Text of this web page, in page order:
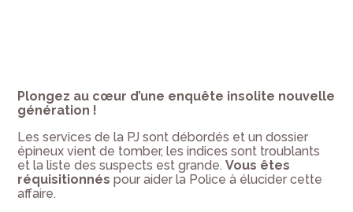
Plongez au cœur d’une enquête insolite nouvelle
génération !
Les services de la PJ sont débordés et un dossier
épineux vient de tomber, les indices sont troublants
et la liste des suspects est grande.Vous êtes
réquisitionnéspour aider la Police à élucider cette
affaire.